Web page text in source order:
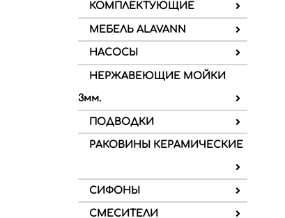
КОМПЛЕКТУЮЩИЕ
МЕБЕЛЬ ALAVANN
НАСОСЫ
НЕРЖАВЕЮЩИЕ МОЙКИ
3мм.
ПОДВОДКИ
РАКОВИНЫ КЕРАМИЧЕСКИЕ
СИФОНЫ
СМЕСИТЕЛИ